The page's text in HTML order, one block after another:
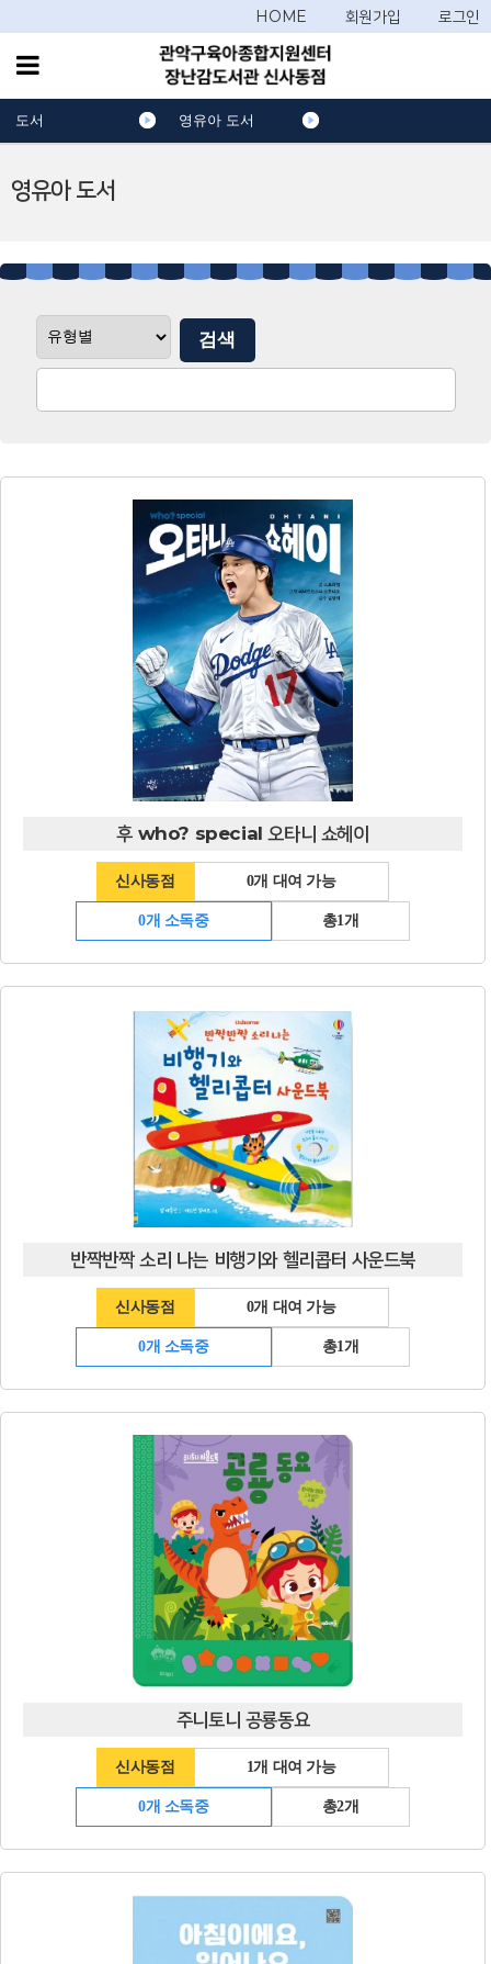
HOME 회원가입 로그인
영유아 도서
도서 영유아 도서
후 who? special 오타니 쇼헤이
신사동점 0개 대여 가능
0개 소독중 총1개
반짝반짝 소리 나는 비행기와 헬리콥터 사운드북
신사동점 0개 대여 가능
0개 소독중 총1개
주니토니 공룡동요
신사동점 1개 대여 가능
0개 소독중 총2개